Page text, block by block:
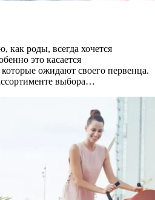
роды, всегда хочется
это касается
ожидают своего первенца.
выбора…